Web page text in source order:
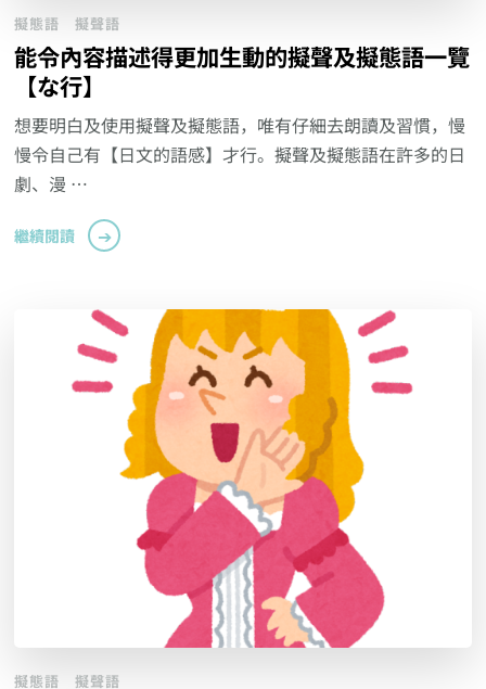
擬態語 擬聲語
能令內容描述得更加生動的擬聲及擬態語一覽
【な行】
想要明白及使用擬聲及擬態語，唯有仔細去朗讀及習慣，慢
慢令自己有【日文的語感】才行。擬聲及擬態語在許多的日
劇、漫 …
繼續閱讀
擬態語 擬聲語